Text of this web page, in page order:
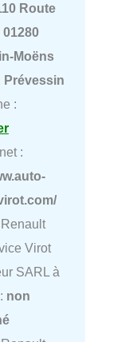
Route
Moëns
Prévessin
:
:
Virot
SARL à
non